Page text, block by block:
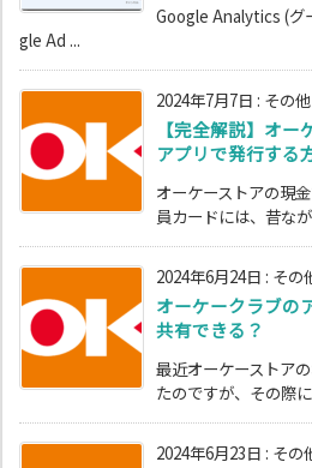
Google Analytics (グ
gle Ad ...
2024年7月7日 : その他
【完全解説】オ
アプリで発行する
オーケーストアの現
員カードには、昔な
2024年6月24日 : その
オーケークラブの
共有できる？
最近オーケーストア
たのですが、その際
2024年6月23日 : その